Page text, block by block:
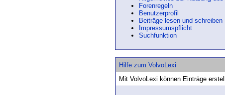
Forenregeln
Benutzerprofil
Beiträge lesen und schreiben
Impressumspflicht
Suchfunktion
Hilfe zum VolvoLexi
Mit VolvoLexi können Einträge